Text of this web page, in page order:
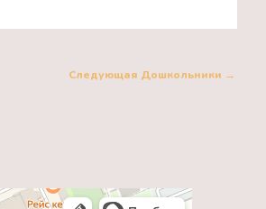
Следующая Дошкольники →